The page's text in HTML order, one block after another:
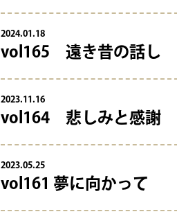
2024.01.18
vol165 遠き昔の話し
2023.11.16
vol164 悲しみと感謝
2023.05.25
vol161 夢に向かって